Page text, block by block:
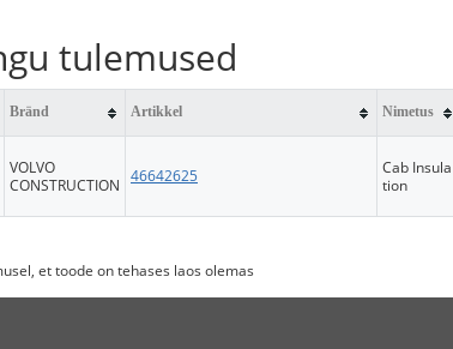
tulemused
Bränd Artikkel Nimetus
VOLVO
CONSTRUCTION 46642625
Cab Insula
tion
et toode on tehases laos olemas